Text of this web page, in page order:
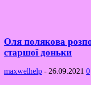
Оля полякова
старшої доньки
maxwelhelp - 26.09.2021 0